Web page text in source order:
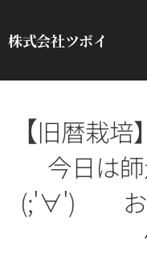
株式会社ツボイ
【旧暦栽
今日は
(;'∀') お